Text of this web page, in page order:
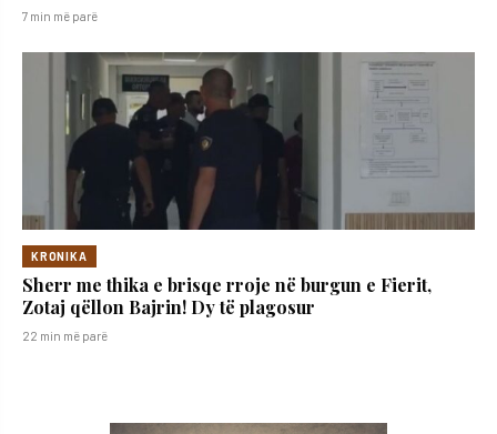
7 min më parë
KRONIKA
Sherr me thika e brisqe rroje në burgun e Fierit,
Zotaj qëllon Bajrin! Dy të plagosur
22 min më parë